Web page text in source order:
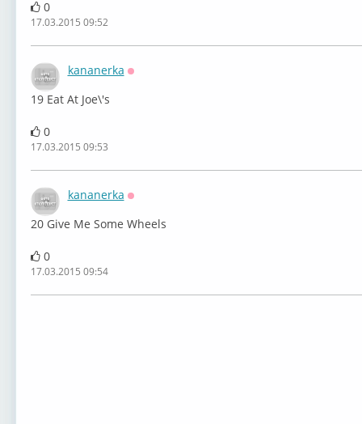
0
17.03.2015 09:52
kananerka
19 Eat At Joe\'s
0
17.03.2015 09:53
kananerka
20 Give Me Some Wheels
0
17.03.2015 09:54